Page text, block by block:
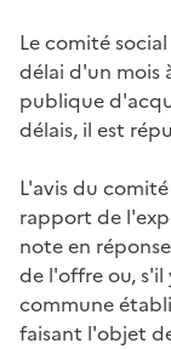
Le comité
délai d'un
publique
délais, il est
L'avis du
rapport de
note en
de l'offre ou,
commune
faisant l'objet